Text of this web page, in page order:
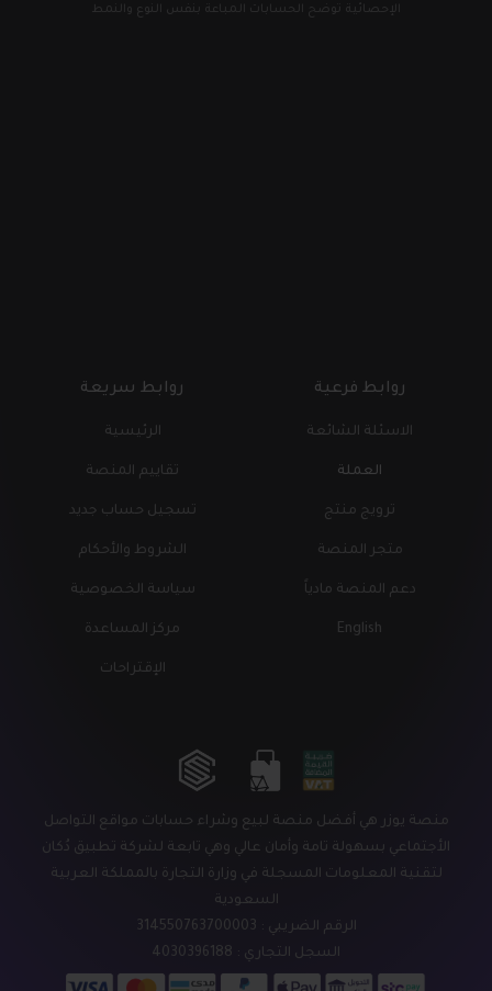
الإحصائية توضح الحسابات المباعة بنفس النوع والنمط
منصة يوزر هي أفضل منصة لبيع وشراء حسابات مواقع التواصل
الأجتماعي بسهولة تامة وأمان عالي وهي تابعة لشركة تطبيق دُكان
لتقنية المعلومات المسجلة في وزارة التجارة بالمملكة العربية
السعودية
الرقم الضريبي : 314550763700003
السجل التجاري : 4030396188
روابط سريعة
الرئيسية
تقاييم المنصة
تسجيل حساب جديد
الشروط والأحكام
سياسة الخصوصية
مركز المساعدة
الإقتراحات
روابط فرعية
الاسئلة الشائعة
العملة
ترويج منتج
متجر المنصة
دعم المنصة مادياً
English